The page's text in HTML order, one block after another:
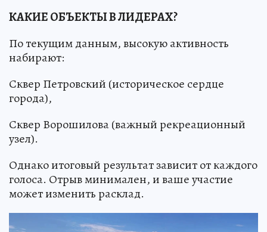
КАКИЕ ОБЪЕКТЫ В ЛИДЕРАХ?
По текущим данным, высокую активность
набирают:
Сквер Петровский (историческое сердце
города),
Сквер Ворошилова (важный рекреационный
узел).
Однако итоговый результат зависит от каждого
голоса. Отрыв минимален, и ваше участие
может изменить расклад.